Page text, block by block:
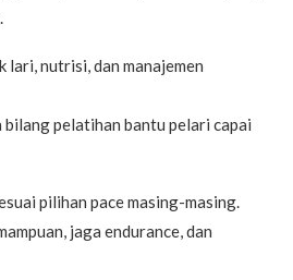
lari, nutrisi, dan manajemen
pelatihan bantu pelari capai
pilihan pace masing-masing.
jaga endurance, dan